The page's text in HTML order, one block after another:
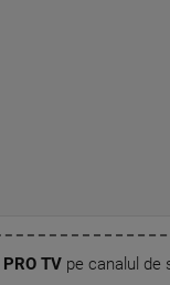
TVpe canalul de